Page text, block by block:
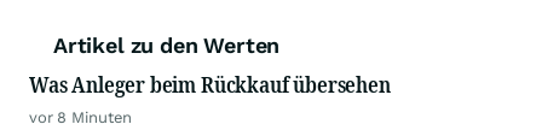
Artikel zu den Werten
Was Anleger beim Rückkauf übersehen
vor 8 Minuten